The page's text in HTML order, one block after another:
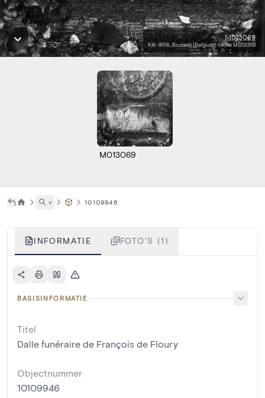
M013069
KIK-IRPA, Brussels (Belgium), cliché M013069
M013069
˅ 10109946
INFORMATIE FOTO'S (1)
BASISINFORMATIE
Titel
Dalle funéraire de François de Floury
Objectnummer
10109946